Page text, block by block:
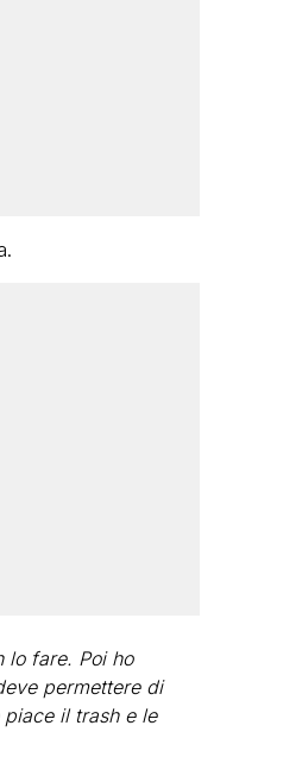
lo fare. Poi ho
permettere di
il trash e le